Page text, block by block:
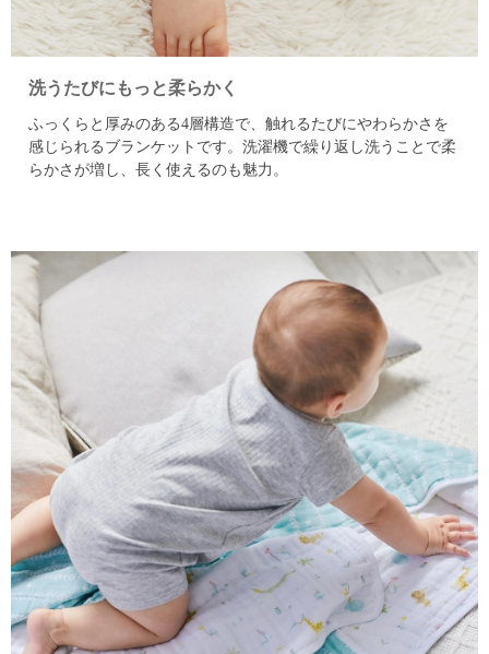
洗うたびにもっと柔らかく
ふっくらと厚みのある4層構造で、触れるたびにやわらかさを
感じられるブランケットです。 洗濯機で繰り返し洗うことで柔
らかさが増し、長く使えるのも魅力。